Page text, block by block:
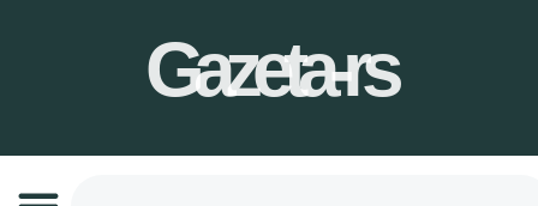
Gazeta-rs